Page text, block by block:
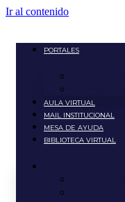
Ir al contenido
PORTALES
AULA VIRTUAL
MAIL INSTITUCIONAL
MESA DE AYUDA
BIBLIOTECA VIRTUAL